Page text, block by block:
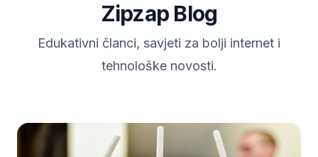
Zipzap Blog
Edukativni članci, savjeti za bolji internet i
tehnološke novosti.